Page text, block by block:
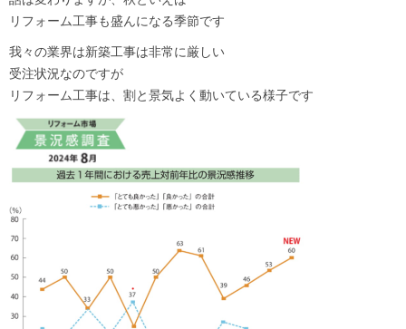
リフォーム工事も盛んになる季節です
我々の業界は新築工事は非常に厳しい
受注状況なのですが
リフォーム工事は、割と景気よく動いている様子です